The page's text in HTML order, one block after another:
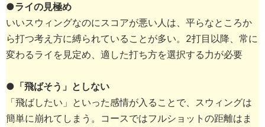
●ライの見極め
いいスウィングなのにスコアが悪い人は、平らなところか
ら打つ考え方に縛られていることが多い。2打目以降、常に
変わるライを見定め、適した打ち方を選択する力が必要
●「飛ばそう」としない
「飛ばしたい」といった感情が入ることで、スウィングは
簡単に崩れてしまう。コースではフルショットの距離はま